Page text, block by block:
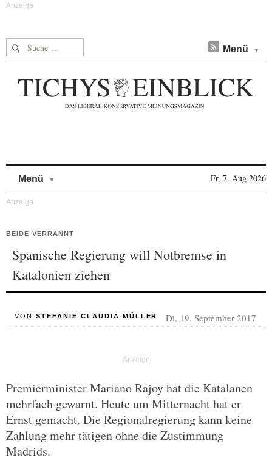
Suche nach: Menü
Menü Fr, 7. Aug 2026
BEIDE VERRANNT
Spanische Regierung will Notbremse in
Katalonien ziehen
VON STEFANIE CLAUDIA MÜLLER Di, 19. September 2017
Premierminister Mariano Rajoy hat die Katalanen
mehrfach gewarnt. Heute um Mitternacht hat er
Ernst gemacht. Die Regionalregierung kann keine
Zahlung mehr tätigen ohne die Zustimmung
Madrids.